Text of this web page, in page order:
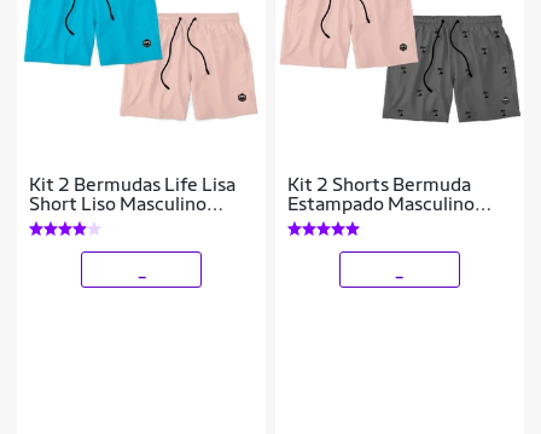
Kit 2 Bermudas Life Lisa
Short Liso Masculino
Básico Mauricinho Tactel
- Azul+Rosa
Kit 2 Shorts Bermuda
Estampado Masculino
Mauricinho Tactel -
Rosa+Cinza